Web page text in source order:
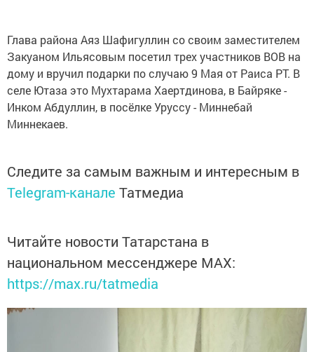
Глава района Аяз Шафигуллин со своим заместителем
Закуаном Ильясовым посетил трех участников ВОВ на
дому и вручил подарки по случаю 9 Мая от Раиса РТ. В
селе Ютаза это Мухтарама Хаертдинова, в Байряке -
Инком Абдуллин, в посёлке Уруссу - Миннебай
Миннекаев.
Следите за самым важным и интересным в
Telegram-канале Татмедиа
Читайте новости Татарстана в
национальном мессенджере MАХ:
https://max.ru/tatmedia